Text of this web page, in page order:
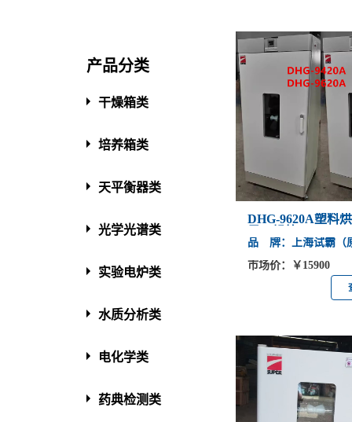
产品分类
干燥箱类
培养箱类
天平衡器类
光学光谱类
实验电炉类
水质分析类
电化学类
药典检测类
DHG-9620A塑料
品 牌：上海试霸（
市场价：￥15900